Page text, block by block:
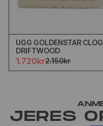
UGG GOLDENSTAR CLOG
DRIFTWOOD
1.720kr2.150kr
JERES